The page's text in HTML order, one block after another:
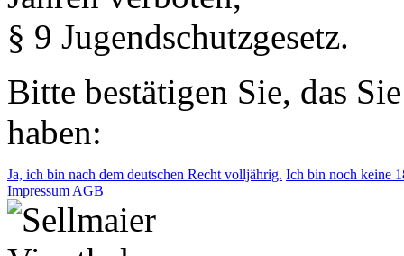
§ 9 Jugendschutzgesetz.
Bitte bestätigen Sie, das
haben:
Ja, ich bin nach dem deutschen Recht volljährig. Ich bin noch keine
Impressum AGB